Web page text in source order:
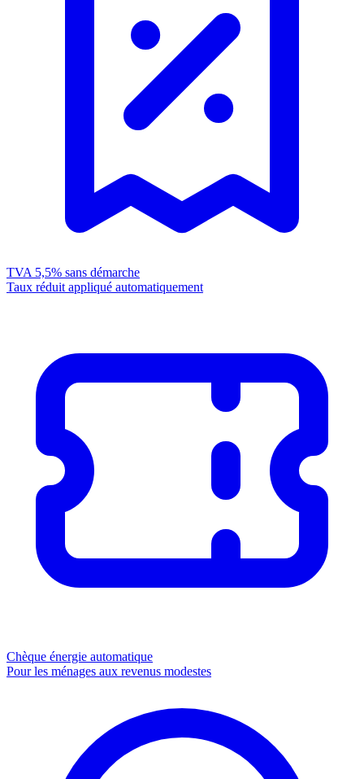
TVA 5,5% sans démarche
Taux réduit appliqué automatiquement
Chèque énergie automatique
Pour les ménages aux revenus modestes